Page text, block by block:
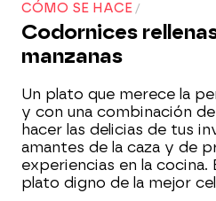
CÓMO SE HACE
Codornices
manzanas
Un plato que merece la
y con una combinación
hacer las delicias de tus
amantes de la caza y de
experiencias en la
plato digno de la mejor